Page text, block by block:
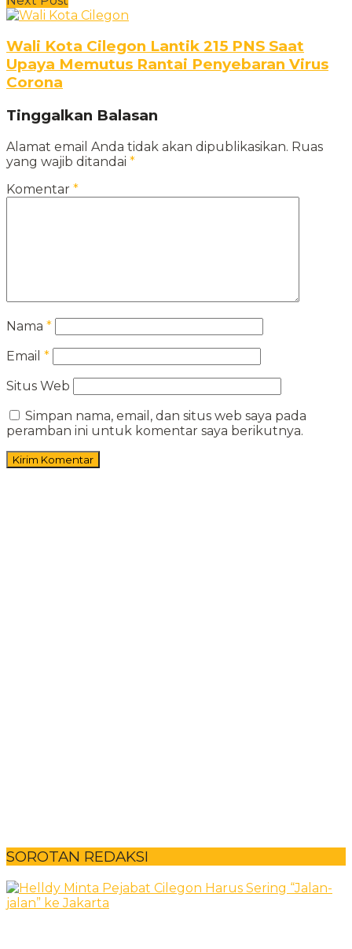
Wali Kota Cilegon Lantik 215 PNS Saat
Upaya Memutus Rantai Penyebaran Virus
Corona
Tinggalkan Balasan
Alamat email Anda tidak akan dipublikasikan. Ruas
yang wajib ditandai *
Komentar *
Nama *
Email *
Situs Web
Simpan nama, email, dan situs web saya pada
peramban ini untuk komentar saya berikutnya.
SOROTAN REDAKSI